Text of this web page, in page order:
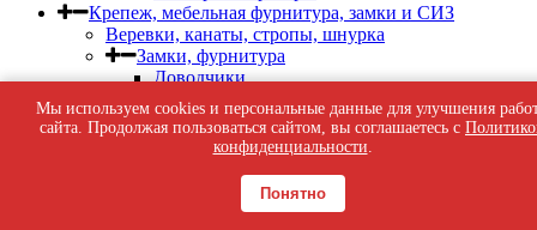
Крепеж, мебельная фурнитура, замки и СИЗ
Веревки, канаты, стропы, шнурка
Замки, фурнитура
Доводчики
Завертки, задвижки, засовы, шпингалеты
Замки
Петли дверные, гаражные, петли-стрелы,
Фурнитура дверная
Фурнитура мебельная
Мы используем cookies и персональные данные для улучшения
сайта. Продолжая пользоваться сайтом, вы соглашаетесь с
конфиденциальности.
Понятно